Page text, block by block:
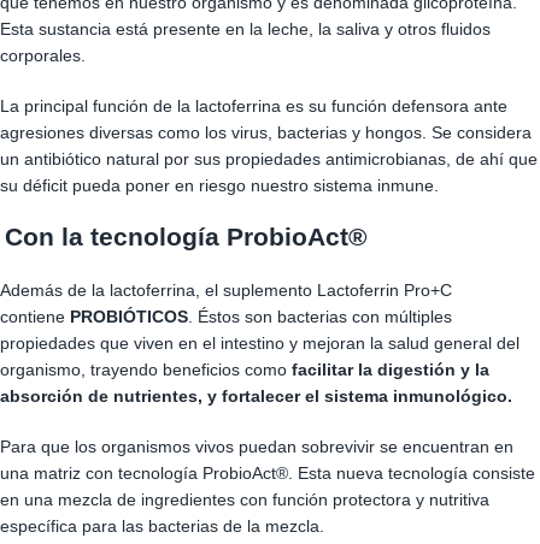
Esta sustancia está presente en la leche, la saliva y otros fluidos
corporales.
La principal función de la lactoferrina es su función defensora ante
agresiones diversas como los virus, bacterias y hongos. Se considera
un antibiótico natural por sus propiedades antimicrobianas, de ahí que
su déficit pueda poner en riesgo nuestro sistema inmune.
Con la tecnología ProbioAct®
Además de la lactoferrina, el suplemento Lactoferrin Pro+C
contiene PROBIÓTICOS. Éstos son bacterias con múltiples
propiedades que viven en el intestino y mejoran la salud general del
organismo, trayendo beneficios como facilitar la digestión y la
absorción de nutrientes, y fortalecer el sistema inmunológico.
Para que los organismos vivos puedan sobrevivir se encuentran en
una matriz con tecnología ProbioAct®. Esta nueva tecnología consiste
en una mezcla de ingredientes con función protectora y nutritiva
específica para las bacterias de la mezcla.